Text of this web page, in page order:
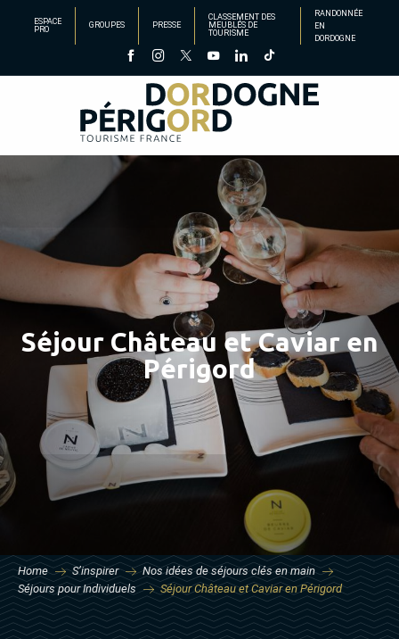
principal
ESPACE
PRO
GROUPES PRESSE
CLASSEMENT DES
MEUBLÉS DE
TOURISME
RANDONNÉE
EN
DORDOGNE
Séjour Château et Caviar en
Périgord
Home S’inspirer
Nos idées de séjours clés en main
Séjours pour Individuels
Séjour Château et Caviar en Périgord